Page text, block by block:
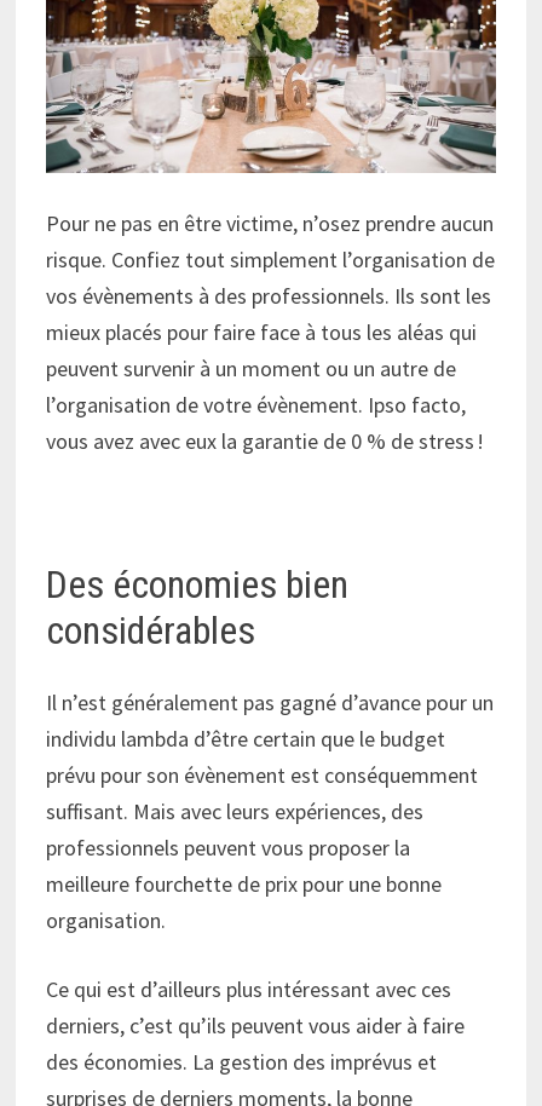
Pour ne pas en être victime, n’osez prendre aucun
risque. Confiez tout simplement l’organisation de
vos évènements à des professionnels. Ils sont les
mieux placés pour faire face à tous les aléas qui
peuvent survenir à un moment ou un autre de
l’organisation de votre évènement. Ipso facto,
vous avez avec eux la garantie de 0 % de stress !
Des économies bien
considérables
Il n’est généralement pas gagné d’avance pour un
individu lambda d’être certain que le budget
prévu pour son évènement est conséquemment
suffisant. Mais avec leurs expériences, des
professionnels peuvent vous proposer la
meilleure fourchette de prix pour une bonne
organisation.
Ce qui est d’ailleurs plus intéressant avec ces
derniers, c’est qu’ils peuvent vous aider à faire
des économies. La gestion des imprévus et
surprises de derniers moments, la bonne